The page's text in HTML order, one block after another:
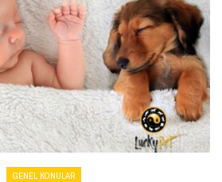
GENEL KONULAR